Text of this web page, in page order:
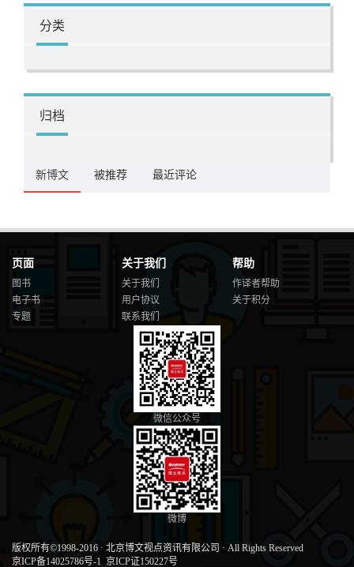
分类
归档
新博文 被推荐 最近评论
页面
图书
电子书
专题
关于我们
关于我们
用户协议
联系我们
帮助
作译者帮助
关于积分
微信公众号
微博
版权所有©1998-2016 · 北京博文视点资讯有限公司 · All Rights Reserved
京ICP备14025786号-1 京ICP证150227号